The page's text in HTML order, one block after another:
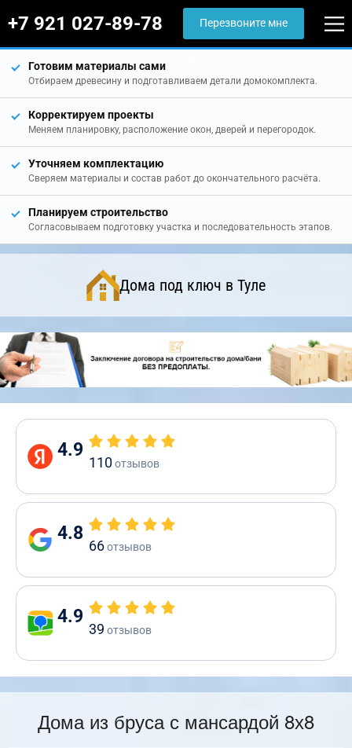
+7 921 027-89-78 Перезвоните мне
Готовим материалы сами
Отбираем древесину и подготавливаем детали домокомплекта.
Корректируем проекты
Меняем планировку, расположение окон, дверей и перегородок.
Уточняем комплектацию
Сверяем материалы и состав работ до окончательного расчёта.
Планируем строительство
Согласовываем подготовку участка и последовательность этапов.
Дома под ключ в Туле
4.9
110отзывов
4.8
66отзывов
4.9
39 отзывов
Дома из бруса с мансардой 8х8